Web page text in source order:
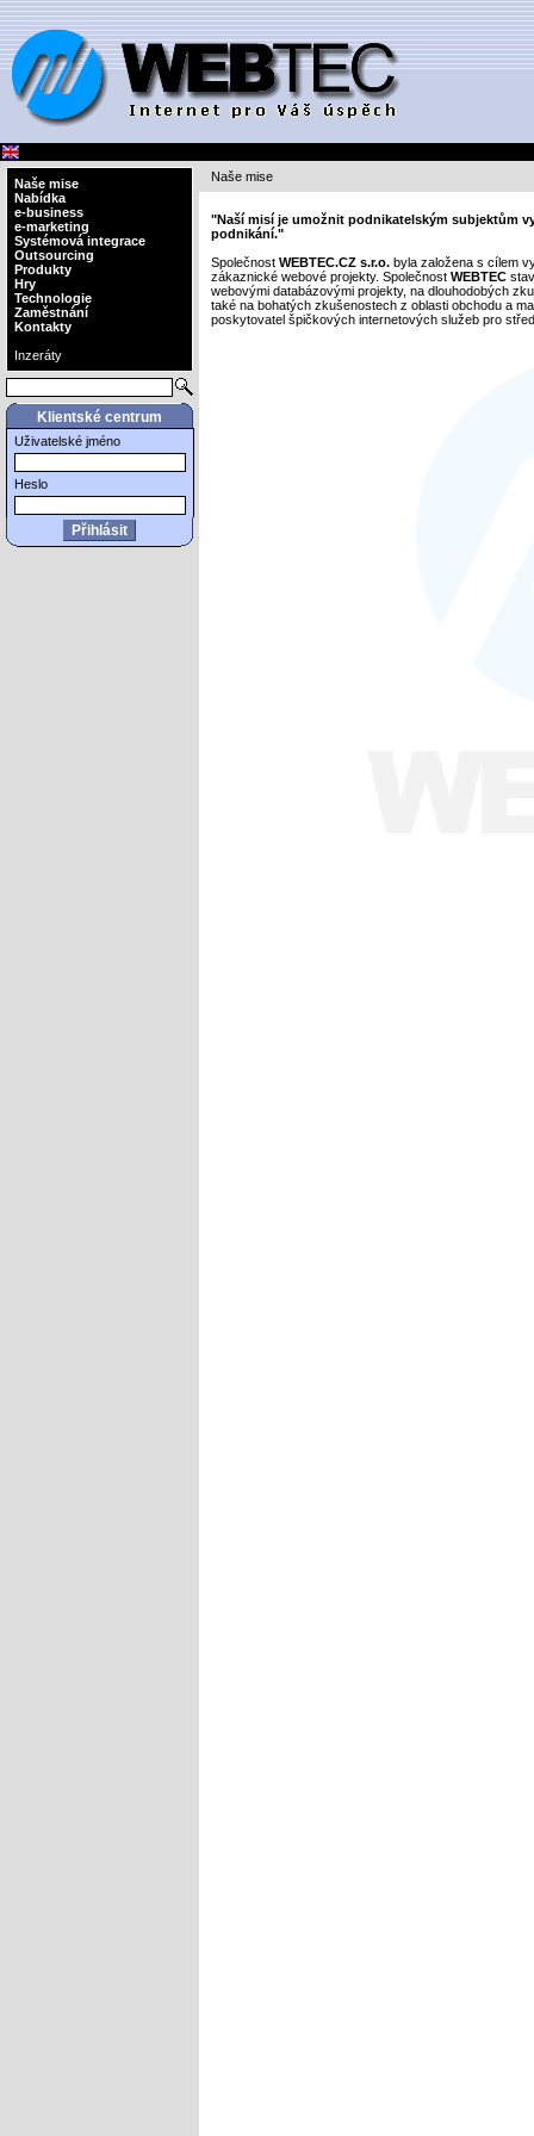
Naše mise
Nabídka
e-business
e-marketing
Systémová integrace
Outsourcing
Produkty
Hry
Technologie
Zaměstnání
Kontakty
Inzeráty
Klientské centrum
Uživatelské jméno
Heslo
Naše mise
"Naší misí je umožnit podnikatelským subjektům
podnikání."
Společnost WEBTEC.CZ s.r.o. byla založena s cílem
zákaznické webové projekty. Společnost WEBTEC
webovými databázovými projekty, na dlouhodobých
také na bohatých zkušenostech z oblasti obchodu a
poskytovatel špičkových internetových služeb pro